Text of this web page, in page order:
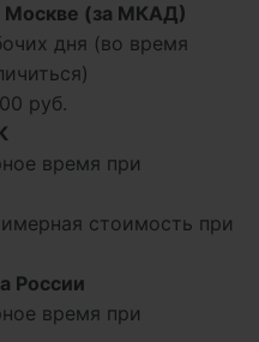
Москве (за МКАД)
дня (во время
руб.
время при
стоимость при
России
время при